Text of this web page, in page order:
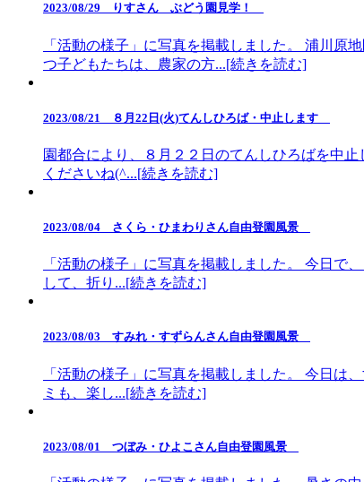
2023/08/29 りすさん ぶどう園見学！
「活動の様子」に写真を掲載しました。 浦川原
つ子どもたちは、農家の方...[続きを読む]
2023/08/21 ８月22日(火)てんしひろば・中止します
園都合により、８月２２日のてんしひろばを中
くださいね(^...[続きを読む]
2023/08/04 さくら・ひまわりさん自由登園風景
「活動の様子」に写真を掲載しました。 今日で
して、折り...[続きを読む]
2023/08/03 すみれ・すずらんさん自由登園風景
「活動の様子」に写真を掲載しました。 今日は
ミも、楽し...[続きを読む]
2023/08/01 つぼみ・ひよこさん自由登園風景